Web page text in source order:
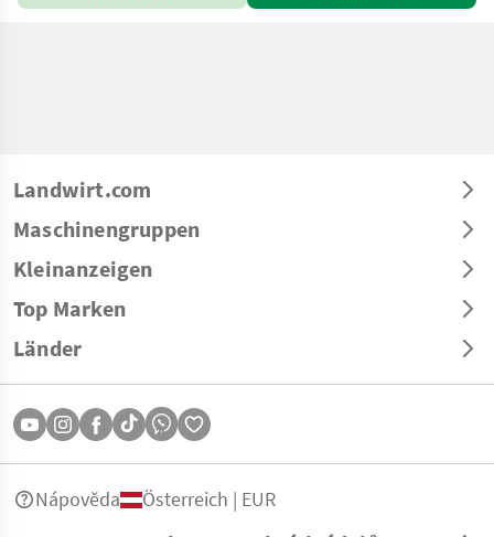
Landwirt.com
Maschinengruppen
Kleinanzeigen
Top Marken
Länder
Nápověda Österreich | EUR